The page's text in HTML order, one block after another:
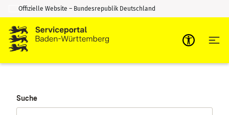
Zum Inhalt springen
Zur Suche springen
Offizielle Website – Bundesrepublik Deutschland
Suche